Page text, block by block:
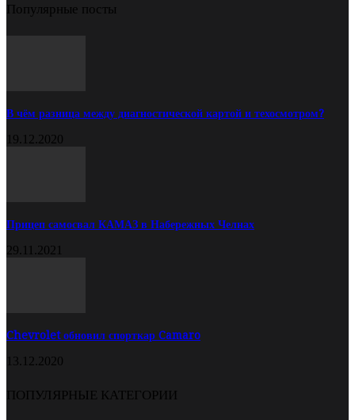
Популярные посты
В чём разница между диагностической картой и техосмотром?
19.12.2020
Прицеп самосвал КАМАЗ в Набережных Челнах
29.11.2021
Chevrolet обновил спорткар Camaro
13.12.2020
ПОПУЛЯРНЫЕ КАТЕГОРИИ